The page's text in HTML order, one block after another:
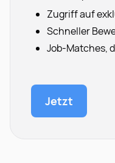
Zugriff auf
Schneller
Job-Matches,
Jetzt